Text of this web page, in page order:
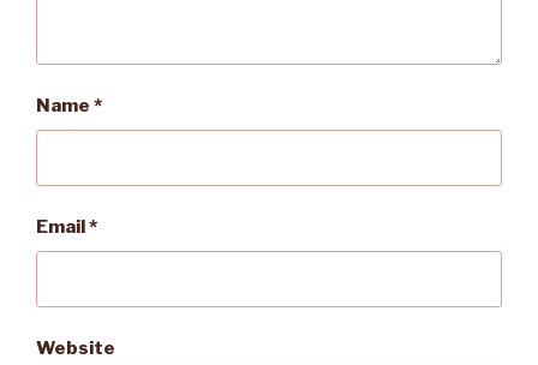
Name *
Email*
Website